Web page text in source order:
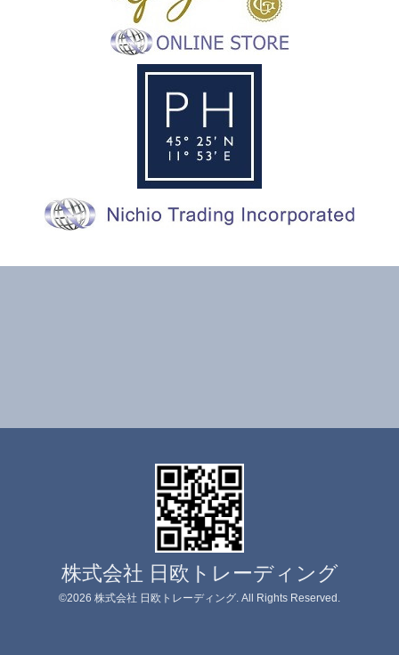
株式会社 日欧トレーディング
©2026 株式会社 日欧トレーディング. All Rights Reserved.